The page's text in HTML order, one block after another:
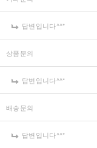
답변입니다^^*
상품문의
답변입니다^^*
배송문의
답변입니다^^*